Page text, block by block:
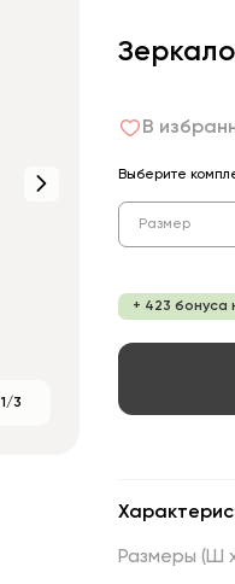
1/3
В
Выберите
Размер
+ 423 бонуса
Размеры (Ш